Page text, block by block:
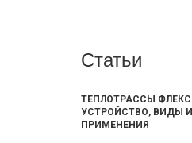
Статьи
ТЕПЛОТРАССЫ
УСТРОЙСТВО, ВИДЫ
ПРИМЕНЕНИЯ